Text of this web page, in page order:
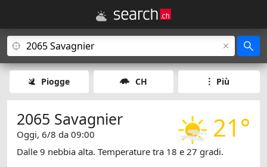
Piogge CH Più
21°
2065 Savagnier
Oggi, 6/8 da 09:00
Dalle 9 nebbia alta. Temperature tra 18 e 27 gradi.